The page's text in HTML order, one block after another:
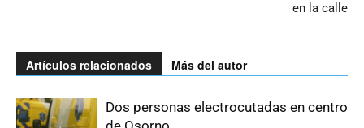
en la calle
Artículos relacionados Más del autor
Dos personas electrocutadas en centro